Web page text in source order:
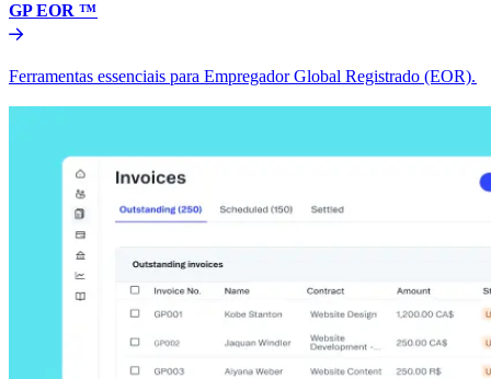
GP EOR ™​​
Ferramentas essenciais para Empregador Global Registrado (EOR).​​